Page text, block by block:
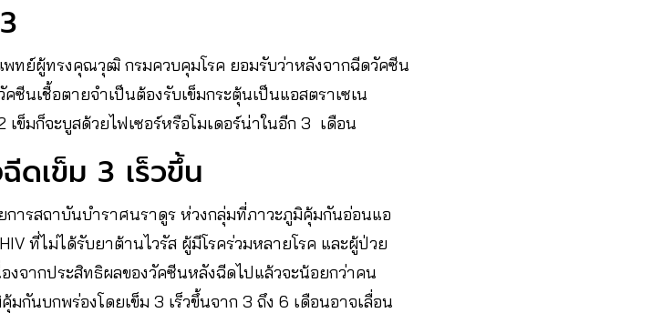
พทย์ผู้ทรงคุณวุฒิ กรมควบคุมโรค ยอมรับว่าหลังจากฉีดวัคซีน
นเชื้อตา​ยจำเป็นต้องรับเข็มกระตุ้นเป็นแอสตราเซเน
ข็มก็จะบูสด้วยไฟเซอร์หรือโมเดอร์น่าในอีก​ 3​ เดือน
เข็ม 3 เร็วขึ้น
การสถาบันบำราศนราดูร​ ห่วงกลุ่มที่ภาวะภูมิคุ้มกันอ่อนแอ​
ที่ไม่ได้รับยาต้านไวรัส​ ผู้มีโรคร่วมหลายโรค​ และผู้ป่วย
งจากประสิทธิผลของวัคซีนหลังฉีดไปแล้วจะน้อยกว่าคน
กันบกพร่องโดยเข็ม 3 เร็วขึ้นจาก 3 ถึง 6 เดือนอาจเลื่อน